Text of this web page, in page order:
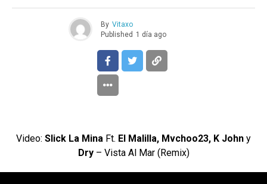
By Vitaxo
Published 1 día ago
Video: Slick La Mina Ft. El Malilla, Mvchoo23, K John y
Dry – Vista Al Mar (Remix)